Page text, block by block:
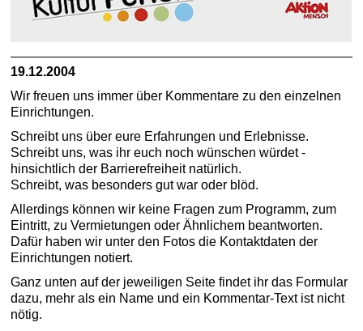
19.12.2004
Wir freuen uns immer über Kommentare zu den einzelnen
Einrichtungen.
Schreibt uns über eure Erfahrungen und Erlebnisse.
Schreibt uns, was ihr euch noch wünschen würdet -
hinsichtlich der Barrierefreiheit natürlich.
Schreibt, was besonders gut war oder blöd.
Allerdings können wir keine Fragen zum Programm, zum
Eintritt, zu Vermietungen oder Ähnlichem beantworten.
Dafür haben wir unter den Fotos die Kontaktdaten der
Einrichtungen notiert.
Ganz unten auf der jeweiligen Seite findet ihr das Formular
dazu, mehr als ein Name und ein Kommentar-Text ist nicht
nötig.